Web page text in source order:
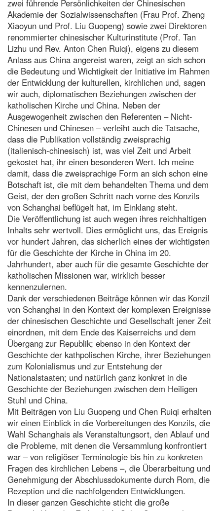
zwei führende Persönlichkeiten der Chinesischen
Akademie der Sozialwissenschaften (Frau Prof. Zheng
Xiaoyun und Prof. Liu Guopeng) sowie zwei Direktoren
renommierter chinesischer Kulturinstitute (Prof. Tan
Lizhu und Rev. Anton Chen Ruiqi), eigens zu diesem
Anlass aus China angereist waren, zeigt an sich schon
die Bedeutung und Wichtigkeit der Initiative im Rahmen
der Entwicklung der kulturellen, kirchlichen und, sagen
wir auch, diplomatischen Beziehungen zwischen der
katholischen Kirche und China. Neben der
Ausgewogenheit zwischen den Referenten – Nicht-
Chinesen und Chinesen – verleiht auch die Tatsache,
dass die Publikation vollständig zweisprachig
(italienisch-chinesisch) ist, was viel Zeit und Arbeit
gekostet hat, ihr einen besonderen Wert. Ich meine
damit, dass die zweisprachige Form an sich schon eine
Botschaft ist, die mit dem behandelten Thema und dem
Geist, der den großen Schritt nach vorne des Konzils
von Schanghai beflügelt hat, im Einklang steht.
Die Veröffentlichung ist auch wegen ihres reichhaltigen
Inhalts sehr wertvoll. Dies ermöglicht uns, das Ereignis
vor hundert Jahren, das sicherlich eines der wichtigsten
für die Geschichte der Kirche in China im 20.
Jahrhundert, aber auch für die gesamte Geschichte der
katholischen Missionen war, wirklich besser
kennenzulernen.
Dank der verschiedenen Beiträge können wir das Konzil
von Schanghai in den Kontext der komplexen Ereignisse
der chinesischen Geschichte und Gesellschaft jener Zeit
einordnen, mit dem Ende des Kaiserreichs und dem
Übergang zur Republik; ebenso in den Kontext der
Geschichte der kathpolischen Kirche, ihrer Beziehungen
zum Kolonialismus und zur Entstehung der
Nationalstaaten; und natürlich ganz konkret in die
Geschichte der Beziehungen zwischen dem Heiligen
Stuhl und China.
Mit Beiträgen von Liu Guopeng und Chen Ruiqi erhalten
wir einen Einblick in die Vorbereitungen des Konzils, die
Wahl Schanghais als Veranstaltungsort, den Ablauf und
die Probleme, mit denen die Versammlung konfrontiert
war – von religiöser Terminologie bis hin zu konkreten
Fragen des kirchlichen Lebens –, die Überarbeitung und
Genehmigung der Abschlussdokumente durch Rom, die
Rezeption und die nachfolgenden Entwicklungen.
In dieser ganzen Geschichte sticht die große